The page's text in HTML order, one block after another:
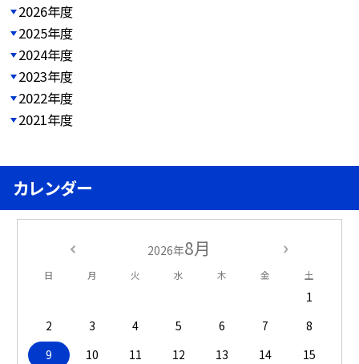
2026年度
2025年度
2024年度
2023年度
2022年度
2021年度
カレンダー
2026年8月
日 月 火 水 木 金 土
1
2
3 4 5 6 7
8
9
10 11 12 13 14
15